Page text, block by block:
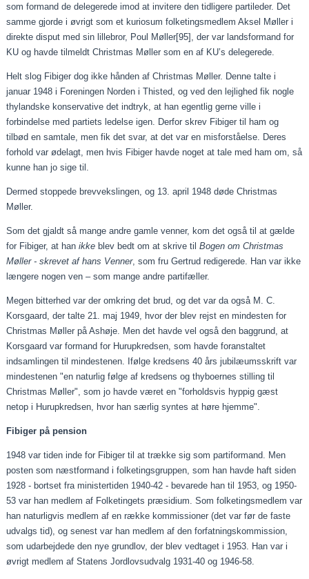
som formand de delegerede imod at invitere den tidligere partileder. Det
samme gjorde i øvrigt som et kuriosum folketingsmedlem Aksel Møller i
direkte disput med sin lillebror, Poul Møller[95] , der var landsformand for
KU og havde tilmeldt Christmas Møller som en af KU’s delegerede.
Helt slog Fibiger dog ikke hånden af Christmas Møller. Denne talte i
januar 1948 i Foreningen Norden i Thisted, og ved den lejlighed fik nogle
thylandske konservative det indtryk, at han egentlig gerne ville i
forbindelse med partiets ledelse igen. Derfor skrev Fibiger til ham og
tilbød en samtale, men fik det svar, at det var en misforståelse. Deres
forhold var ødelagt, men hvis Fibiger havde noget at tale med ham om, så
kunne han jo sige til.
Dermed stoppede brevvekslingen, og 13. april 1948 døde Christmas
Møller.
Som det gjaldt så mange andre gamle venner, kom det også til at gælde
for Fibiger, at hanikke blev bedt om at skrive tilBogen om Christmas
Møller - skrevet af hans Venner, som fru Gertrud redigerede. Han var ikke
længere nogen ven – som mange andre partifæller.
Megen bitterhed var der omkring det brud, og det var da også M. C.
Korsgaard, der talte 21. maj 1949, hvor der blev rejst en mindesten for
Christmas Møller på Ashøje. Men det havde vel også den baggrund, at
Korsgaard var formand for Hurupkredsen, som havde foranstaltet
indsamlingen til mindestenen. Ifølge kredsens 40 års jubilæumsskrift var
mindestenen "en naturlig følge af kredsens og thyboernes stilling til
Christmas Møller", som jo havde været en "forholdsvis hyppig gæst
netop i Hurupkredsen, hvor han særlig syntes at høre hjemme".
Fibiger på pension
1948 var tiden inde for Fibiger til at trække sig som partiformand. Men
posten som næstformand i folketingsgruppen, som han havde haft siden
1928 - bortset fra ministertiden 1940-42 - bevarede han til 1953, og 1950-
53 var han medlem af Folketingets præsidium. Som folketingsmedlem var
han naturligvis medlem af en række kommissioner (det var før de faste
udvalgs tid), og senest var han medlem af den forfatningskommission,
som udarbejdede den nye grundlov, der blev vedtaget i 1953. Han var i
øvrigt medlem af Statens Jordlovsudvalg 1931-40 og 1946-58.